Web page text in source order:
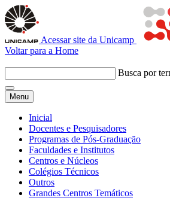
Acessar site da Unicamp
Voltar para a Home
Busca por
Menu
Inicial
Docentes e Pesquisadores
Programas de Pós-Graduação
Faculdades e Institutos
Centros e Núcleos
Colégios Técnicos
Outros
Grandes Centros Temáticos